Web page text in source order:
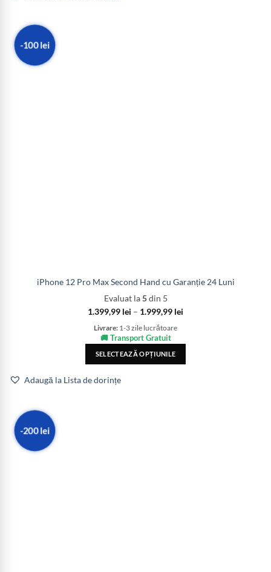
-100 lei
iPhone 12 Pro Max Second Hand cu Garanție 24 Luni
Evaluat la5din 5
1.399,99 lei – 1.999,99 lei
Livrare: 1-3 zile lucrătoare
🚚 Transport Gratuit
SELECTEAZĂ OPȚIUNILE
Adaugă la Lista de dorințe
-200 lei